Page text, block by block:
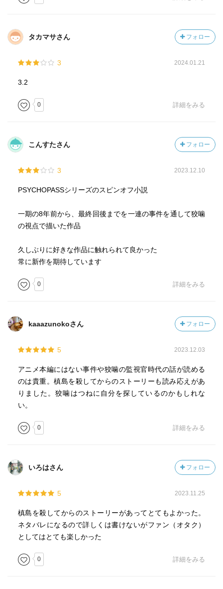
タカマサさん フォロー
3 2024.01.21
3.2
0 詳細をみる
こんすたさん フォロー
3 2023.12.10
PSYCHOPASSシリーズのスピンオフ小説
一期の8年前から、最終回後までを一連の事件を通して狡噛
の視点で描いた作品
久しぶりに好きな作品に触れられて良かった
常に新作を期待しています
0 詳細をみる
kaaazunokoさん フォロー
5 2023.12.03
アニメ本編にはない事件や狡噛の監視官時代の話が読める
のは貴重。槙島を殺してからのストーリーも読み応えがあ
りました。狡噛はつねに自分を探しているのかもしれな
い。
0 詳細をみる
いろはさん フォロー
5 2023.11.25
槙島を殺してからのストーリーがあってとてもよかった。
ネタバレになるので詳しくは書けないがファン（オタク）
としてはとても楽しかった
0 詳細をみる